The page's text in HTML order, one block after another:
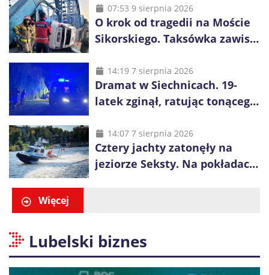
proceder
07:53 9 sierpnia 2026
O krok od tragedii na Moście
Sikorskiego. Taksówka zawisła
14:19 7 sierpnia 2026
Dramat w Siechnicach. 19-
latek zginął, ratując tonącego
14:07 7 sierpnia 2026
Cztery jachty zatonęły na
jeziorze Seksty. Na pokładach
Więcej
Lubelski biznes